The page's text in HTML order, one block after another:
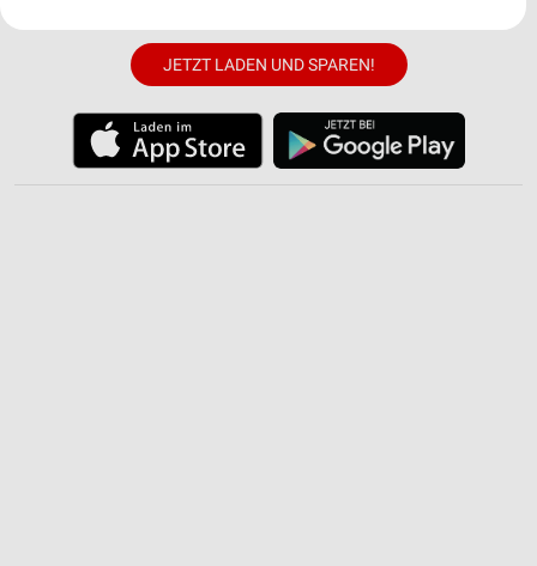
JETZT LADEN UND SPAREN!
Website/App.
Partnerliste anzeigen (1 IAB-Anbieter)
IAB-Verarbeitungszwecke:
Speichern von oder Zugriff auf Informationen